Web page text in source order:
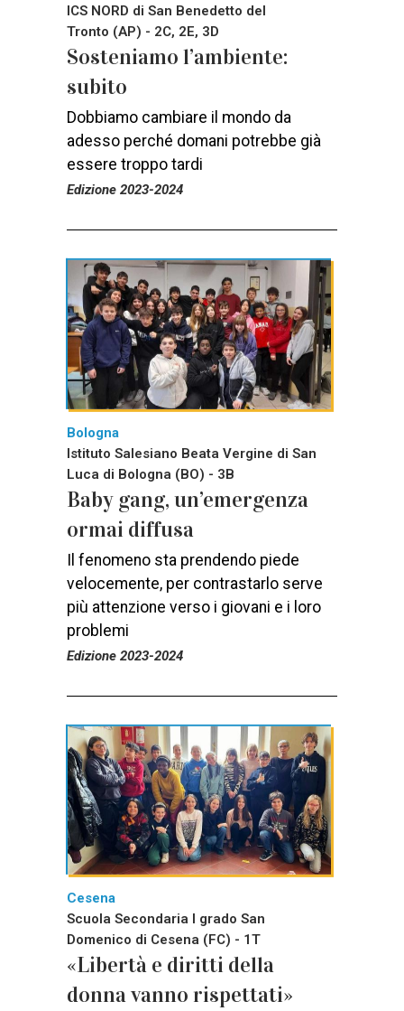
ICS NORD di San Benedetto del
Tronto (AP) - 2C, 2E, 3D
Sosteniamo l’ambiente:
subito
Dobbiamo cambiare il mondo da
adesso perché domani potrebbe già
essere troppo tardi
Edizione 2023-2024
Bologna
Istituto Salesiano Beata Vergine di San
Luca di Bologna (BO) - 3B
Baby gang, un’emergenza
ormai diffusa
Il fenomeno sta prendendo piede
velocemente, per contrastarlo serve
più attenzione verso i giovani e i loro
problemi
Edizione 2023-2024
Cesena
Scuola Secondaria I grado San
Domenico di Cesena (FC) - 1T
«Libertà e diritti della
donna vanno rispettati»